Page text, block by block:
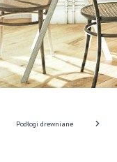
Podłogi drewniane